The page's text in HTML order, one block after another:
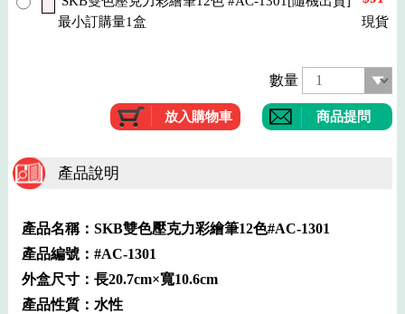
最小訂購量1盒
現貨
數量
商品提問
產品說明
產品名稱：SKB雙色壓克力彩繪筆12色#AC-1301
產品編號：#AC-1301
外盒尺寸：長20.7cm×寬10.6cm
產品性質：水性